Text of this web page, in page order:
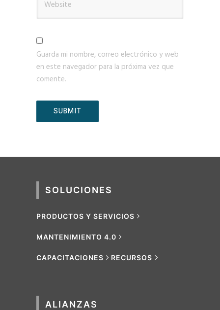
Guarda mi nombre, correo electrónico y web
en este navegador para la próxima vez que
comente.
SOLUCIONES
PRODUCTOS Y SERVICIOS
MANTENIMIENTO 4.0
CAPACITACIONES RECURSOS
ALIANZAS